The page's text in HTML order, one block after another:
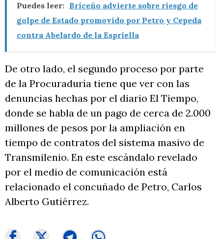
Puedes leer: Briceño advierte sobre riesgo de
golpe de Estado promovido por Petro y Cepeda
contra Abelardo de la Espriella
De otro lado, el segundo proceso por parte
de la Procuraduría tiene que ver con las
denuncias hechas por el diario El Tiempo,
donde se habla de un pago de cerca de 2.000
millones de pesos por la ampliación en
tiempo de contratos del sistema masivo de
Transmilenio. En este escándalo revelado
por el medio de comunicación está
relacionado el concuñado de Petro, Carlos
Alberto Gutiérrez.